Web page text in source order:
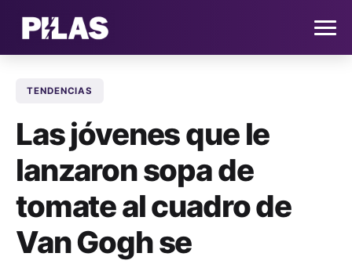
NOTICIAS
QUIÉNES SOMOS
CONTACTO
TENDENCIAS
Las jóvenes que le
lanzaron sopa de
tomate al cuadro de
Van Gogh se